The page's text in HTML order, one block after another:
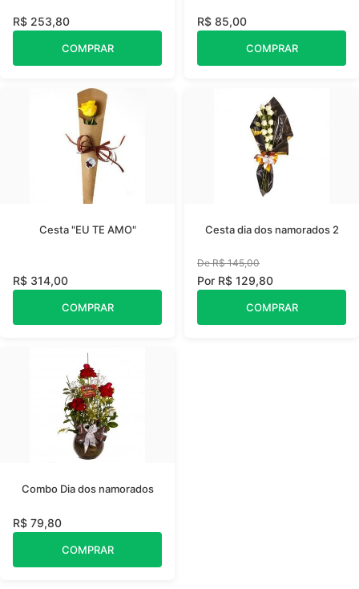
R$ 253,80
COMPRAR
R$ 85,00
COMPRAR
Cesta "EU TE AMO"
R$ 314,00
COMPRAR
Cesta dia dos namorados 2
De R$ 145,00
Por R$ 129,80
COMPRAR
Combo Dia dos namorados
R$ 79,80
COMPRAR